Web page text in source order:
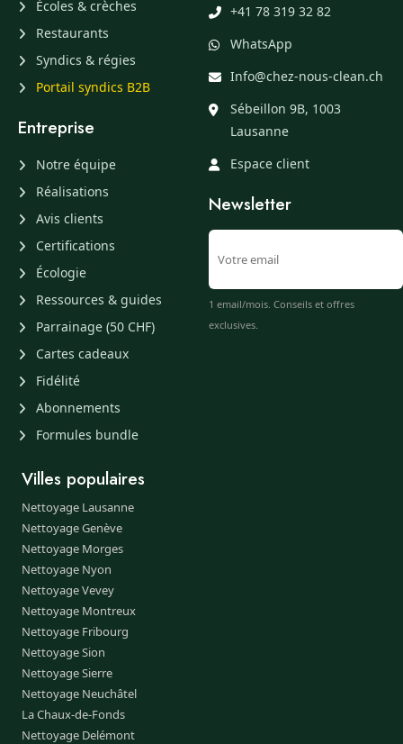
Écoles & crèches
Restaurants
Syndics & régies
Portail syndics B2B
Entreprise
Notre équipe
Réalisations
Avis clients
Certifications
Écologie
Ressources & guides
Parrainage (50 CHF)
Cartes cadeaux
Fidélité
Abonnements
Formules bundle
+41 78 319 32 82
WhatsApp
Info@chez-nous-clean.ch
Sébeillon 9B, 1003
Lausanne
Espace client
Newsletter
1 email/mois. Conseils et offres
exclusives.
Villes populaires
Nettoyage Lausanne
Nettoyage Genève
Nettoyage Morges
Nettoyage Nyon
Nettoyage Vevey
Nettoyage Montreux
Nettoyage Fribourg
Nettoyage Sion
Nettoyage Sierre
Nettoyage Neuchâtel
La Chaux-de-Fonds
Nettoyage Delémont